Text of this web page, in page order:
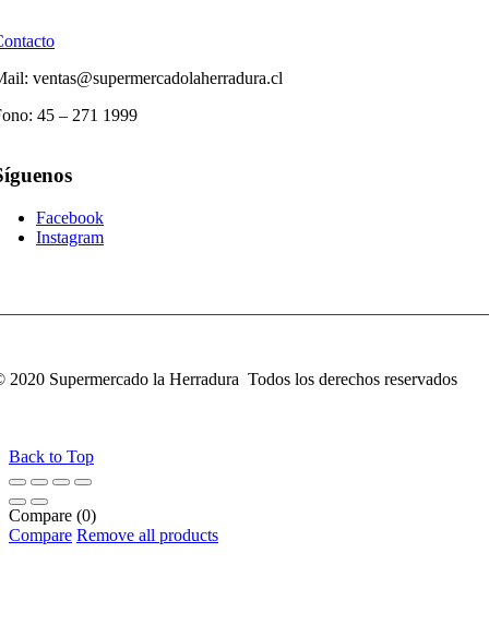
ventas@supermercadolaherradura.cl
45 – 271 1999
Facebook
Instagram
2020 Supermercado la Herradura Todos los derechos reservados
Back to Top
Compare (0)
Compare Remove all products